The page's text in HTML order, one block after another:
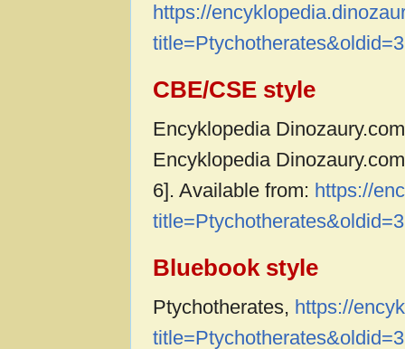
https://
CBE/CSE style
Encyklopedia
Encyklopedia
6]. Available from: https://
Bluebook style
Ptychotherates, https://